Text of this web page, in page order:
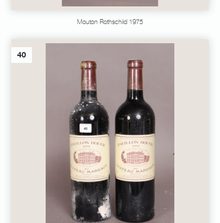
Mouton Rothschild 1975
40